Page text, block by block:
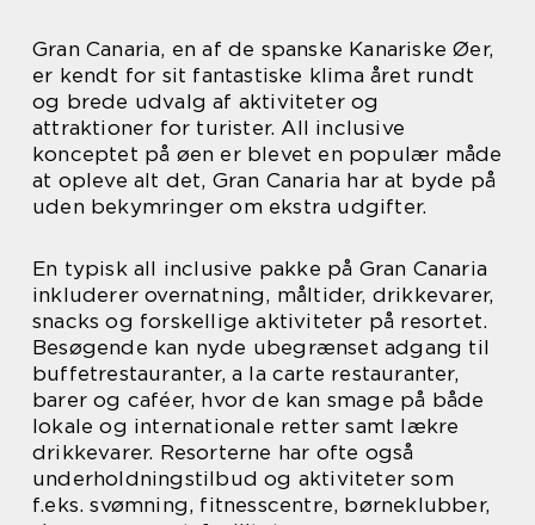
Gran Canaria, en af de spanske Kanariske Øer,
er kendt for sit fantastiske klima året rundt
og brede udvalg af aktiviteter og
attraktioner for turister. All inclusive
konceptet på øen er blevet en populær måde
at opleve alt det, Gran Canaria har at byde på
uden bekymringer om ekstra udgifter.
En typisk all inclusive pakke på Gran Canaria
inkluderer overnatning, måltider, drikkevarer,
snacks og forskellige aktiviteter på resortet.
Besøgende kan nyde ubegrænset adgang til
buffetrestauranter, a la carte restauranter,
barer og caféer, hvor de kan smage på både
lokale og internationale retter samt lækre
drikkevarer. Resorterne har ofte også
underholdningstilbud og aktiviteter som
f.eks. svømning, fitnesscentre, børneklubber,